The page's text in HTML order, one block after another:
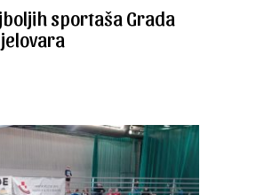
sportaša Grada